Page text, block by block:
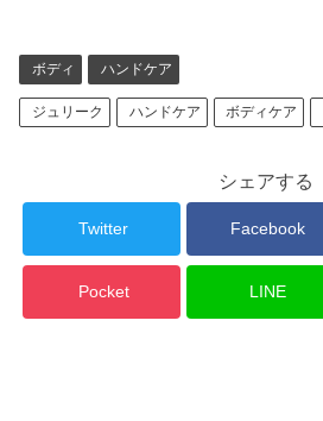
ボディ ハンドケア
ジュリーク ハンドケア ボディケア
シェアする
Twitter Facebook
Pocket LINE